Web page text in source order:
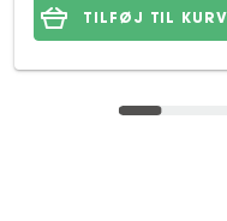
TILFØJ TIL KURV